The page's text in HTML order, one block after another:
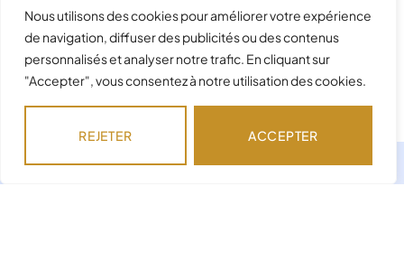
Nous utilisons des cookies pour améliorer votre expérience
de navigation, diffuser des publicités ou des contenus
personnalisés et analyser notre trafic. En cliquant sur
"Accepter", vous consentez à notre utilisation des cookies.
REJETER ACCEPTER
17,50€–23,50€
Précédent